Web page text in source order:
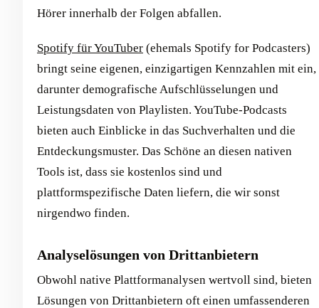
Hörer innerhalb der Folgen abfallen.
Spotify für YouTuber (ehemals Spotify for Podcasters)
bringt seine eigenen, einzigartigen Kennzahlen mit ein,
darunter demografische Aufschlüsselungen und
Leistungsdaten von Playlisten. YouTube-Podcasts
bieten auch Einblicke in das Suchverhalten und die
Entdeckungsmuster. Das Schöne an diesen nativen
Tools ist, dass sie kostenlos sind und
plattformspezifische Daten liefern, die wir sonst
nirgendwo finden.
Analyselösungen von Drittanbietern
Obwohl native Plattformanalysen wertvoll sind, bieten
Lösungen von Drittanbietern oft einen umfassenderen